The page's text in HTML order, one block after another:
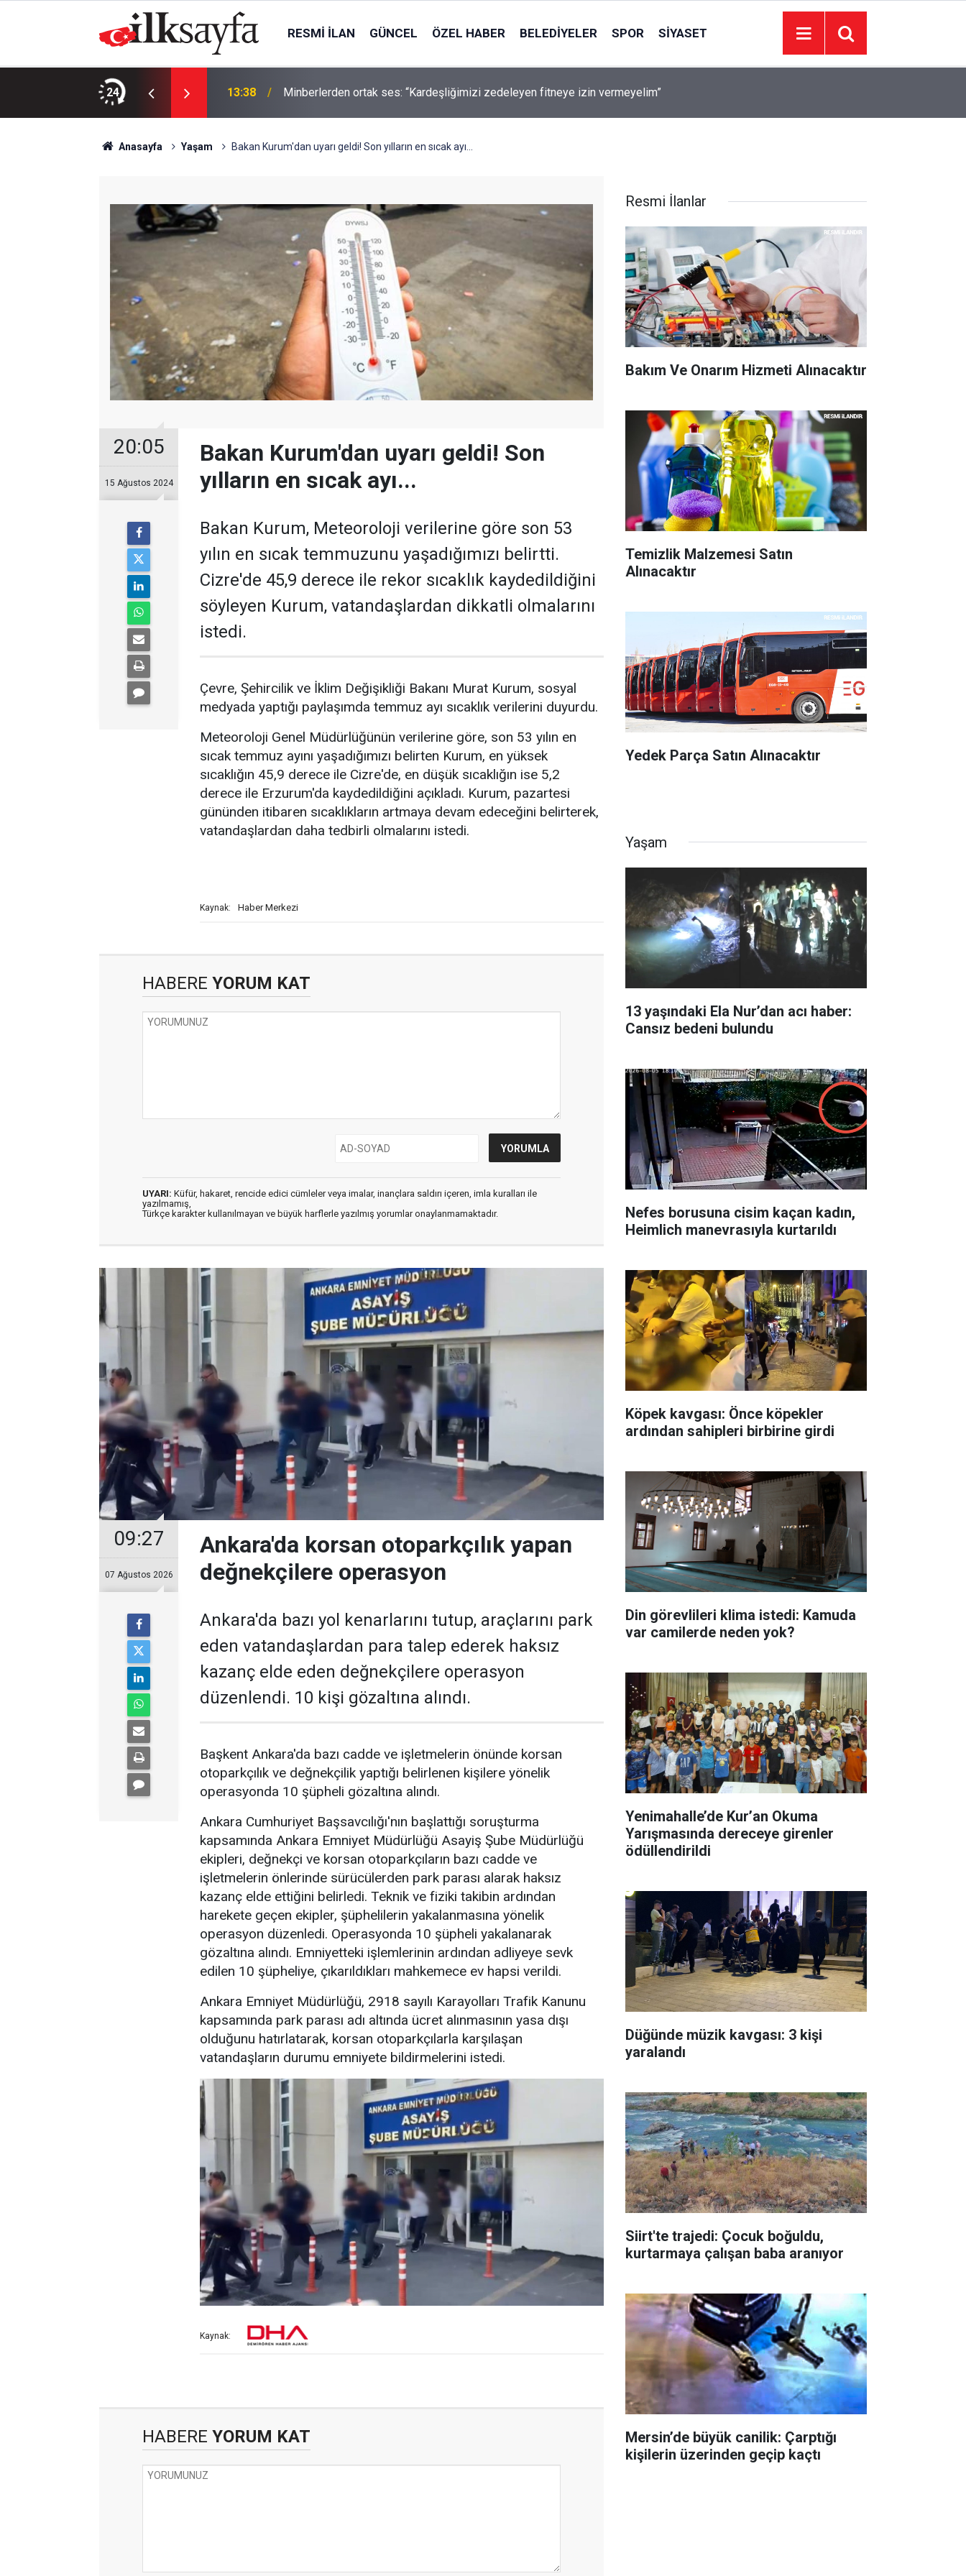
RESMI İLAN GÜNCEL ÖZEL HABER BELEDIYELER SPOR SIYASET
24
doluluk yüzde 43,76’ya geriledi 13:38 Minberlerden ortak ses: “Kardeşliğimizi zedeleyen fitneye izin vermeyelim”
Anasayfa Yaşam Bakan Kurum'dan uyarı geldi! Son yılların en sıcak ayı...
20:05
15 Ağustos 2024
Bakan Kurum'dan uyarı geldi! Son
yılların en sıcak ayı...
Bakan Kurum, Meteoroloji verilerine göre son 53
yılın en sıcak temmuzunu yaşadığımızı belirtti.
Cizre'de 45,9 derece ile rekor sıcaklık kaydedildiğini
söyleyen Kurum, vatandaşlardan dikkatli olmalarını
istedi.
Çevre, Şehircilik ve İklim Değişikliği Bakanı Murat Kurum, sosyal
medyada yaptığı paylaşımda temmuz ayı sıcaklık verilerini duyurdu.
Meteoroloji Genel Müdürlüğünün verilerine göre, son 53 yılın en
sıcak temmuz ayını yaşadığımızı belirten Kurum, en yüksek
sıcaklığın 45,9 derece ile Cizre'de, en düşük sıcaklığın ise 5,2
derece ile Erzurum'da kaydedildiğini açıkladı. Kurum, pazartesi
gününden itibaren sıcaklıkların artmaya devam edeceğini belirterek,
vatandaşlardan daha tedbirli olmalarını istedi.
Kaynak: Haber Merkezi
HABERE YORUM KAT
UYARI: Küfür, hakaret, rencide edici cümleler veya imalar, inançlara saldırı içeren, imla kuralları ile
yazılmamış,
Türkçe karakter kullanılmayan ve büyük harflerle yazılmış yorumlar onaylanmamaktadır.
09:27
07 Ağustos 2026
Ankara'da korsan otoparkçılık yapan
değnekçilere operasyon
Ankara'da bazı yol kenarlarını tutup, araçlarını park
eden vatandaşlardan para talep ederek haksız
kazanç elde eden değnekçilere operasyon
düzenlendi. 10 kişi gözaltına alındı.
Başkent Ankara'da bazı cadde ve işletmelerin önünde korsan
otoparkçılık ve değnekçilik yaptığı belirlenen kişilere yönelik
operasyonda 10 şüpheli gözaltına alındı.
Ankara Cumhuriyet Başsavcılığı'nın başlattığı soruşturma
kapsamında Ankara Emniyet Müdürlüğü Asayiş Şube Müdürlüğü
ekipleri, değnekçi ve korsan otoparkçıların bazı cadde ve
işletmelerin önlerinde sürücülerden park parası alarak haksız
kazanç elde ettiğini belirledi. Teknik ve fiziki takibin ardından
harekete geçen ekipler, şüphelilerin yakalanmasına yönelik
operasyon düzenledi. Operasyonda 10 şüpheli yakalanarak
gözaltına alındı. Emniyetteki işlemlerinin ardından adliyeye sevk
edilen 10 şüpheliye, çıkarıldıkları mahkemece ev hapsi verildi.
Ankara Emniyet Müdürlüğü, 2918 sayılı Karayolları Trafik Kanunu
kapsamında park parası adı altında ücret alınmasının yasa dışı
olduğunu hatırlatarak, korsan otoparkçılarla karşılaşan
vatandaşların durumu emniyete bildirmelerini istedi.
Kaynak:
HABERE YORUM KAT
Resmi İlanlar
Bakım Ve Onarım Hizmeti Alınacaktır
Temizlik Malzemesi Satın
Alınacaktır
Yedek Parça Satın Alınacaktır
Yaşam
13 yaşındaki Ela Nur’dan acı haber:
Cansız bedeni bulundu
Nefes borusuna cisim kaçan kadın,
Heimlich manevrasıyla kurtarıldı
Köpek kavgası: Önce köpekler
ardından sahipleri birbirine girdi
Din görevlileri klima istedi: Kamuda
var camilerde neden yok?
Yenimahalle’de Kur’an Okuma
Yarışmasında dereceye girenler
ödüllendirildi
Düğünde müzik kavgası: 3 kişi
yaralandı
Siirt'te trajedi: Çocuk boğuldu,
kurtarmaya çalışan baba aranıyor
Mersin’de büyük canilik: Çarptığı
kişilerin üzerinden geçip kaçtı